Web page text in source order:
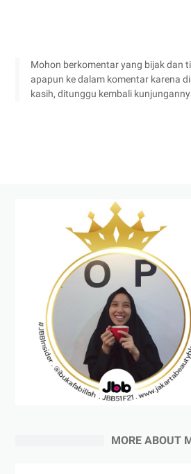
Mohon berkomentar yang bijak dan
apapun ke dalam komentar karena
kasih, ditunggu kembali
MORE ABOUT